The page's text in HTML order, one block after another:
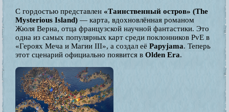
С гордостью представлен «Таинственный остров» (The
Mysterious Island) — карта, вдохновлённая романом
Жюля Верна, отца французской научной фантастики. Это
одна из самых популярных карт среди поклонников PvE в
«Героях Меча и Магии III», а создал её Papyjama. Теперь
этот сценарий официально появится в Olden Era.